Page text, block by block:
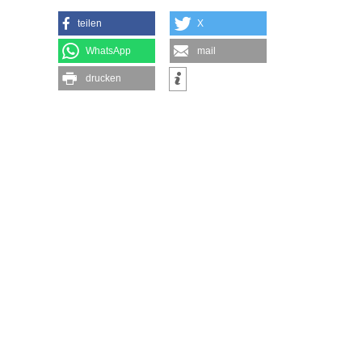
teilen X
WhatsApp mail
drucken